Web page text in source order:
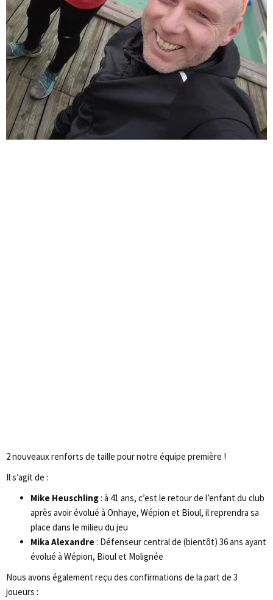
2 nouveaux renforts de taille pour notre équipe première !
Il s’agit de :
Mike Heuschling: à 41 ans, c’est le retour de l’enfant du club
après avoir évolué à Onhaye, Wépion et Bioul, il reprendra sa
place dans le milieu du jeu
Mika Alexandre: Défenseur central de (bientôt) 36 ans ayant
évolué à Wépion, Bioul et Molignée
Nous avons également reçu des confirmations de la part de 3
joueurs :